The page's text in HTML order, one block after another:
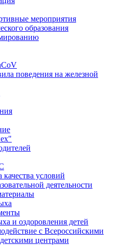
мероприятия
образования
поведения на железной
условий
деятельности
и оздоровления детей
с Всероссийскими
центрами